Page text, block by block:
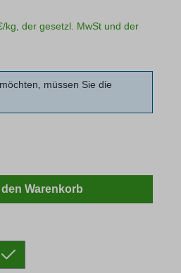
kg, der gesetzl. MwSt und der
müssen Sie die
Wert ein
den Warenkorb